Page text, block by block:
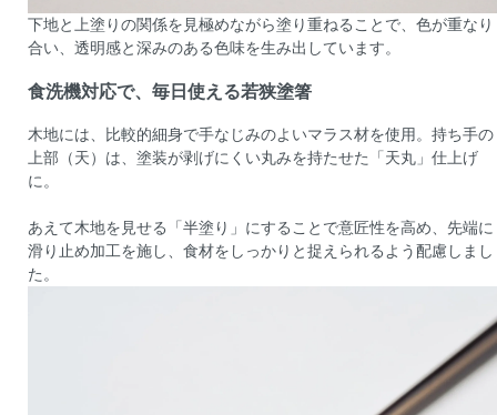
下地と上塗りの関係を見極めながら塗り重ねることで、色が重なり
合い、透明感と深みのある色味を生み出しています。
食洗機対応で、毎日使える若狭塗箸
木地には、比較的細身で手なじみのよいマラス材を使用。持ち手の
上部（天）は、塗装が剥げにくい丸みを持たせた「天丸」仕上げ
に。
あえて木地を見せる「半塗り」にすることで意匠性を高め、先端に
滑り止め加工を施し、食材をしっかりと捉えられるよう配慮しまし
た。